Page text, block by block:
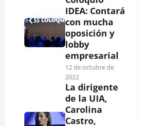
IDEA: Contará
con mucha
oposición y
lobby
empresarial
12 de octubre de
2022
La dirigente
de la UIA,
Carolina
Castro,